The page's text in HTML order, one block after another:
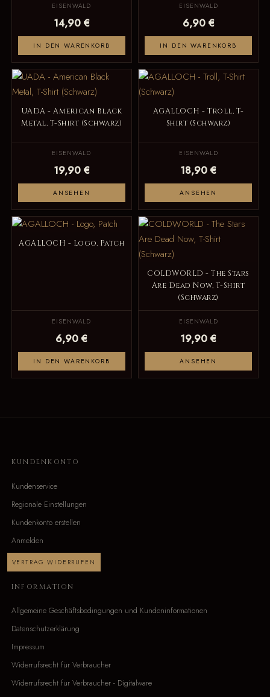
EISENWALD
14,90 €
IN DEN WARENKORB
EISENWALD
6,90 €
IN DEN WARENKORB
UADA - American Black
Metal, T-Shirt (Schwarz)
EISENWALD
19,90 €
ANSEHEN
AGALLOCH - Troll, T-
Shirt (Schwarz)
EISENWALD
18,90 €
ANSEHEN
AGALLOCH - Logo, Patch
EISENWALD
6,90 €
IN DEN WARENKORB
COLDWORLD - The Stars
Are Dead Now, T-Shirt
(Schwarz)
EISENWALD
19,90 €
ANSEHEN
KUNDENKONTO
Kundenservice
Regionale Einstellungen
Kundenkonto erstellen
Anmelden
VERTRAG WIDERRUFEN
INFORMATION
Allgemeine Geschäftsbedingungen und Kundeninformationen
Datenschutzerklärung
Impressum
Widerrufsrecht für Verbraucher
Widerrufsrecht für Verbraucher - Digitalware